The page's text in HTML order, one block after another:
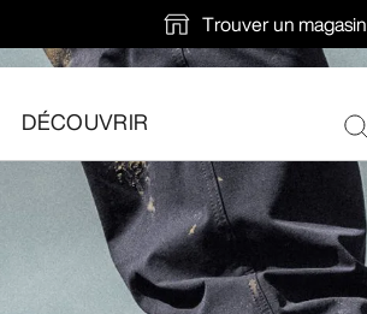
Trouver un magasin
en automne.
DÉCOUVRIR